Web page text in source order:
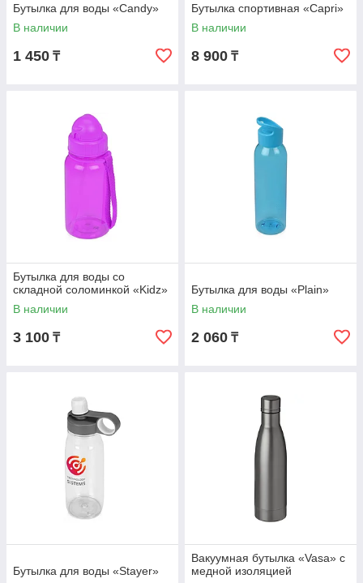
Бутылка для воды «Candy»
В наличии
1 450 ₸
Бутылка спортивная «Capri»
В наличии
8 900 ₸
Бутылка для воды со
складной соломинкой «Kidz»
В наличии
3 100 ₸
Бутылка для воды «Plain»
В наличии
2 060 ₸
Бутылка для воды «Stayer»
Вакуумная бутылка «Vasa» c
медной изоляцией